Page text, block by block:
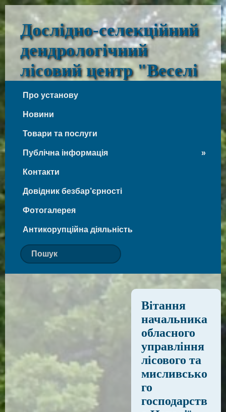
Дослідно-селекційний
дендрологічний
лісовий центр "Веселі
Боковеньки"
Веселі Боковеньки
Про установу
Новини
Товари та послуги
Публічна інформація
Контакти
Довідник безбар’єрності
Фотогалерея
Антикорупційна діяльність
Вітання
начальника
обласного
управління
лісового та
мисливсько
го
господарств